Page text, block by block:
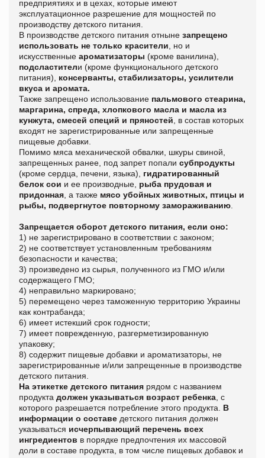
предприятиях и в цехах, которые имеют
эксплуатационное разрешение для мощностей по
производству детского питания.
В производстве детского питания отныне запрещено
использовать не только красители , но и
искусственные ароматизаторы (кроме ванилина),
подсластители (кроме функционального детского
питания), консерванты, стабилизаторы, усилители
вкуса и аромата.
Также запрещено использование пальмового стеарина,
маргарина, спреда, хлопкового масла и масла из
кунжута, смесей специй и пряностей , в состав которых
входят не зарегистрированные или запрещенные
пищевые добавки.
Помимо мяса механической обвалки, шкуры свиной,
запрещенных ранее, под запрет попали субпродукты
(кроме сердца, печени, языка), гидратированный
белок сои и ее производные, рыба прудовая и
придонная , а также мясо убойных животных, птицы и
рыбы, подвергнутое повторному замораживанию
Запрещается оборот детского питания, если оно:
1) не зарегистрировано в соответствии с законом;
2) не соответствует установленным требованиям
безопасности и качества;
3) произведено из сырья, полученного из ГМО и/или
содержащего ГМО;
4) неправильно маркировано;
5) перемещено через таможенную территорию Украины
как контрабанда;
6) имеет истекший срок годности;
7) имеет поврежденную, разгерметизированную
упаковку;
8) содержит пищевые добавки и ароматизаторы, не
зарегистрированные и/или запрещенные в производстве
детского питания.
На этикетке детского питания рядом с названием
продукта должен указываться возраст ребенка , с
которого разрешается потребление этого продукта. В
информации о составе детского питания должен
указываться исчерпывающий перечень всех
ингредиентов в порядке предпочтения их массовой
доли в составе продукта, в том числе пищевых добавок и